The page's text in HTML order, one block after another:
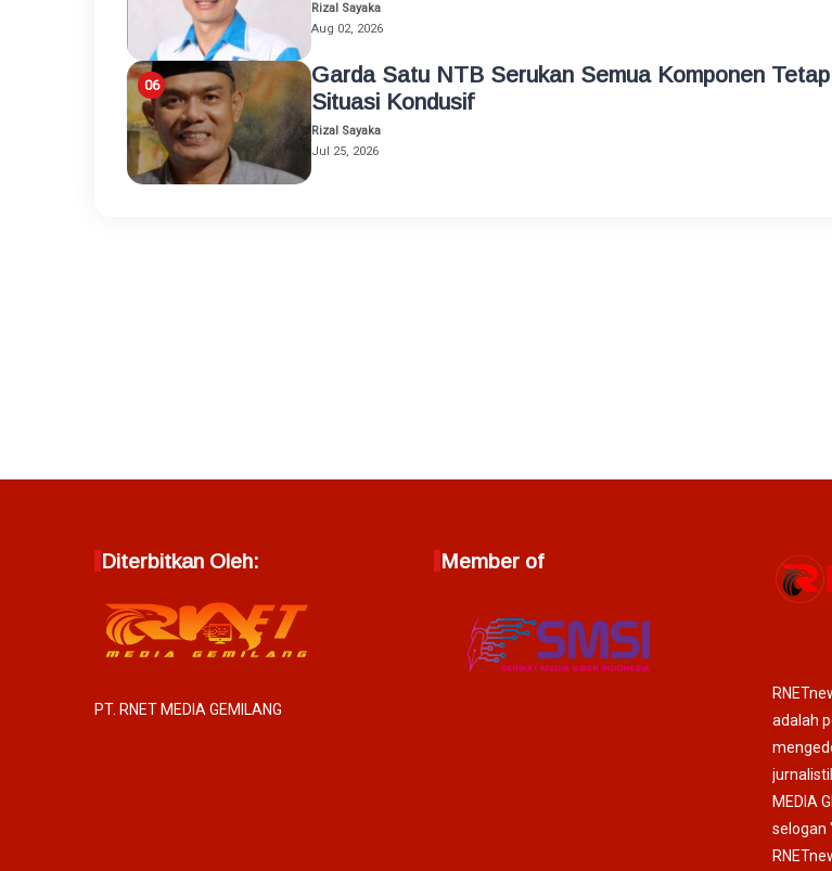
Rizal Sayaka
Aug 02, 2026
Garda Satu NTB Serukan Semua Komponen
Situasi Kondusif
Rizal Sayaka
Jul 25, 2026
Diterbitkan Oleh:
PT. RNET MEDIA GEMILANG
Member of
adalah
MEDIA
selogan